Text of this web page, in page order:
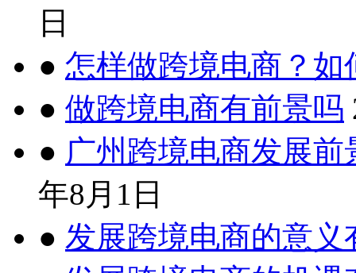
日
● 怎样做跨境电商？如
● 做跨境电商有前景吗
● 广州跨境电商发展
年8月1日
● 发展跨境电商的意义